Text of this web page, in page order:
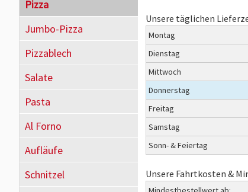
Pizza
Jumbo-Pizza
Pizzablech
Salate
Pasta
Al Forno
Aufläufe
Schnitzel
Unsere täglichen
Montag
Dienstag
Mittwoch
Donnerstag
Freitag
Samstag
Sonn- & Feiertag
Unsere Fahrtkosten &